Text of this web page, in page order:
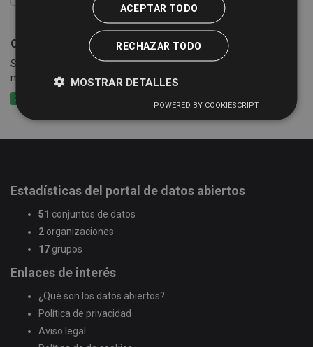
Censo empresarial de actividades económicas
Suma de las cuotas tributarias del impuesto por epígrafes y
municipios
XLSX
Estadísticas del portal de datos abiertos
51 conjuntos de datos
2 organizaciones
17 grupos
Enlaces de interés
¿Qué son los datos abiertos?
Política de privacidad
Aviso legal
ACEPTAR TODO
RECHAZAR TODO
MOSTRAR DETALLES
POWERED BY COOKIESCRIPT